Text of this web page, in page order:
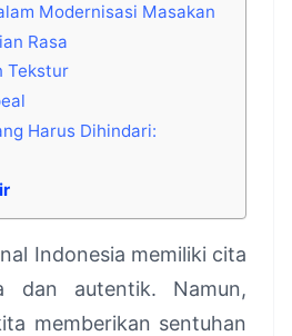
Modernisasi Masakan
Rasa
Tekstur
Harus Dihindari:
Indonesia memiliki cita
dan autentik. Namun,
memberikan sentuhan